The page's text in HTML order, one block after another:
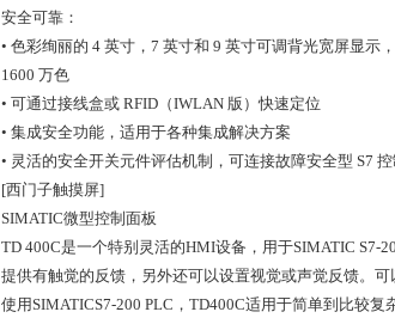
安全可靠：
• 色彩绚丽的 4 英寸，7 英寸和 9 英寸可调背光宽屏显示，
1600 万色
• 可通过接线盒或 RFID（IWLAN 版）快速定位
• 集成安全功能，适用于各种集成解决方案
• 灵活的安全开关元件评估机制，可连接故障安全型 S7
[西门子触摸屏]
SIMATIC微型控制面板
TD 400C是一个特别灵活的HMI设备，用于SIMATIC S7-
提供有触觉的反馈，另外还可以设置视觉或声觉反馈。
使用SIMATICS7-200 PLC，TD400C适用于简单到比较